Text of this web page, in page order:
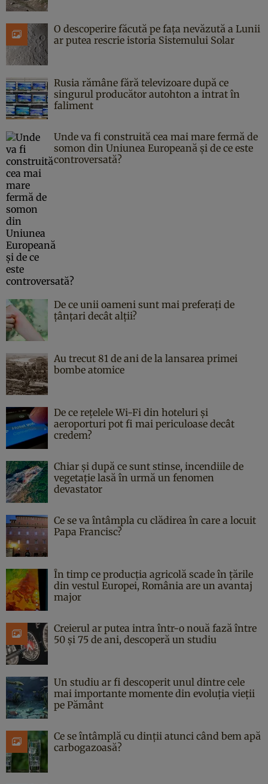
O descoperire făcută pe fața nevăzută a Lunii
ar putea rescrie istoria Sistemului Solar
Rusia rămâne fără televizoare după ce
singurul producător autohton a intrat în
faliment
Unde va fi construită cea mai mare fermă de
somon din Uniunea Europeană și de ce este
controversată?
De ce unii oameni sunt mai preferați de
țânțari decât alții?
Au trecut 81 de ani de la lansarea primei
bombe atomice
De ce rețelele Wi-Fi din hoteluri și
aeroporturi pot fi mai periculoase decât
credem?
Chiar și după ce sunt stinse, incendiile de
vegetație lasă în urmă un fenomen
devastator
Ce se va întâmpla cu clădirea în care a locuit
Papa Francisc?
În timp ce producția agricolă scade în țările
din vestul Europei, România are un avantaj
major
Creierul ar putea intra într-o nouă fază între
50 și 75 de ani, descoperă un studiu
Un studiu ar fi descoperit unul dintre cele
mai importante momente din evoluția vieții
pe Pământ
Ce se întâmplă cu dinții atunci când bem apă
carbogazoasă?